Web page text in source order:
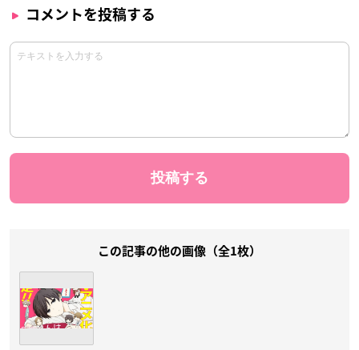
コメントを投稿する
この記事の他の画像（全1枚）